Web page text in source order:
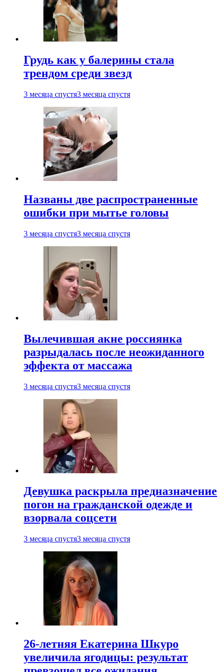
Грудь как у балерины стала
трендом среди звезд
3 месяца спустя3 месяца спустя
Названы две распространенные
ошибки при мытье головы
3 месяца спустя3 месяца спустя
Вылечившая акне россиянка
разрыдалась после неожиданного
эффекта от массажа
3 месяца спустя3 месяца спустя
Девушка раскрыла предназначение
погон на гражданской одежде и
взорвала соцсети
3 месяца спустя3 месяца спустя
26-летняя Екатерина Шкуро
увеличила ягодицы: результат